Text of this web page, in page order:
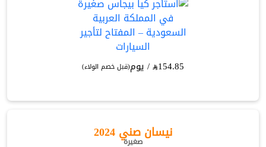
154.85 / يوم(قبل خصم الولاء)
نيسان صني 2024
صغيرة